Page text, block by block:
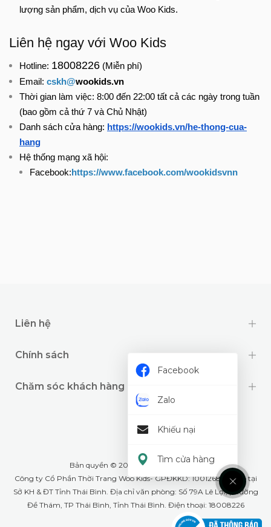
lượng sản phẩm, dịch vụ của Woo Kids.
Liên hệ ngay với Woo Kids
Hotline: 18008226 (Miễn phí)
Email: cskh@wookids.vn
Thời gian làm việc: 8:00 đến 22:00 tất cả các ngày trong tuần
(bao gồm cả thứ 7 và Chủ Nhật)
Danh sách cửa hàng: https://wookids.vn/he-thong-cua-
hang
Hệ thống mạng xã hội:
Facebook:https://www.facebook.com/wookidsvnn
Liên hệ
Chính sách
Chăm sóc khách hàng
Bản quyền © 2024 thuộc về Wookids
Công ty Cổ Phần Thời Trang Woo Kids- GPĐKKD: 1001268555 cấp tại
Sở KH & ĐT Tỉnh Thái Bình. Địa chỉ văn phòng: Số 79A Lê Lợi, phường
Đề Thám, TP Thái Bình, Tỉnh Thái Bình. Điện thoại: 18008226
Facebook
Zalo
Khiếu nại
Tìm cửa hàng